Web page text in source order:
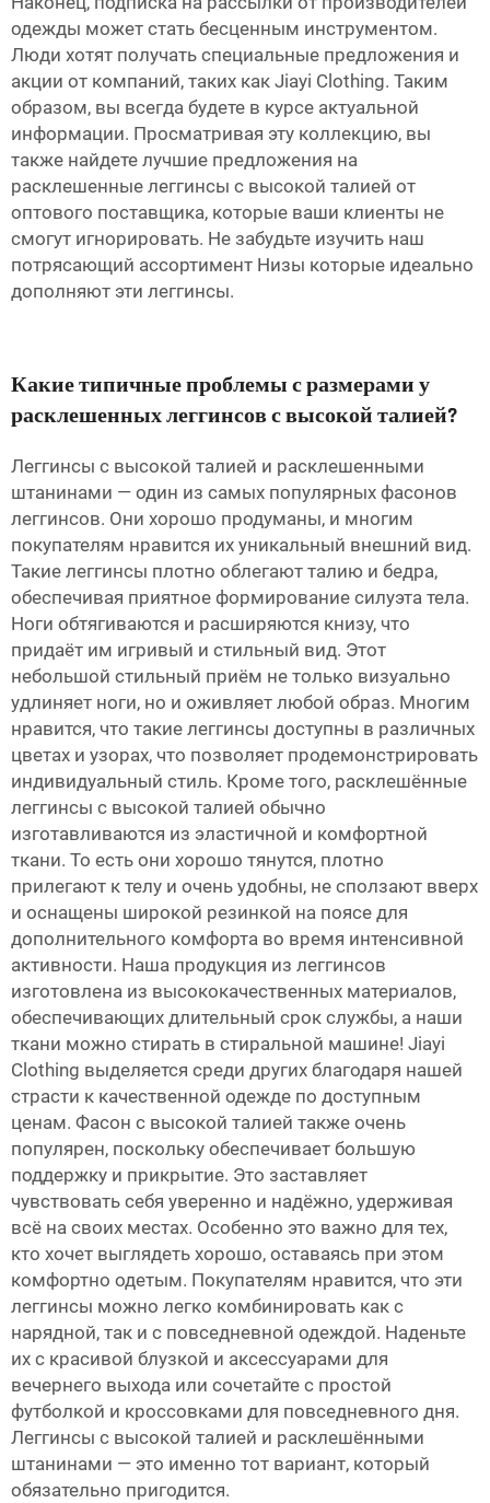
одежды может стать бесценным инструментом.
Люди хотят получать специальные предложения и
акции от компаний, таких как Jiayi Clothing. Таким
образом, вы всегда будете в курсе актуальной
информации. Просматривая эту коллекцию, вы
также найдете лучшие предложения на
расклешенные леггинсы с высокой талией от
оптового поставщика, которые ваши клиенты не
смогут игнорировать. Не забудьте изучить наш
потрясающий ассортимент Низы которые идеально
дополняют эти леггинсы.
Какие типичные проблемы с размерами у
расклешенных леггинсов с высокой талией?
Леггинсы с высокой талией и расклешенными
штанинами — один из самых популярных фасонов
леггинсов. Они хорошо продуманы, и многим
покупателям нравится их уникальный внешний вид.
Такие леггинсы плотно облегают талию и бедра,
обеспечивая приятное формирование силуэта тела.
Ноги обтягиваются и расширяются книзу, что
придаёт им игривый и стильный вид. Этот
небольшой стильный приём не только визуально
удлиняет ноги, но и оживляет любой образ. Многим
нравится, что такие леггинсы доступны в различных
цветах и узорах, что позволяет продемонстрировать
индивидуальный стиль. Кроме того, расклешённые
леггинсы с высокой талией обычно
изготавливаются из эластичной и комфортной
ткани. То есть они хорошо тянутся, плотно
прилегают к телу и очень удобны, не сползают вверх
и оснащены широкой резинкой на поясе для
дополнительного комфорта во время интенсивной
активности. Наша продукция из леггинсов
изготовлена из высококачественных материалов,
обеспечивающих длительный срок службы, а наши
ткани можно стирать в стиральной машине! Jiayi
Clothing выделяется среди других благодаря нашей
страсти к качественной одежде по доступным
ценам. Фасон с высокой талией также очень
популярен, поскольку обеспечивает большую
поддержку и прикрытие. Это заставляет
чувствовать себя уверенно и надёжно, удерживая
всё на своих местах. Особенно это важно для тех,
кто хочет выглядеть хорошо, оставаясь при этом
комфортно одетым. Покупателям нравится, что эти
леггинсы можно легко комбинировать как с
нарядной, так и с повседневной одеждой. Наденьте
их с красивой блузкой и аксессуарами для
вечернего выхода или сочетайте с простой
футболкой и кроссовками для повседневного дня.
Леггинсы с высокой талией и расклешёнными
штанинами — это именно тот вариант, который
обязательно пригодится.